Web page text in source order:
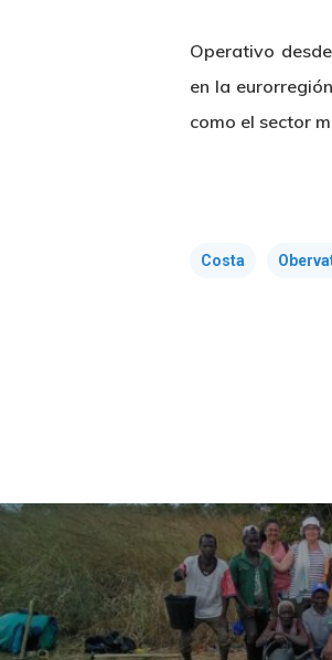
Operativo
en la
como el sector
Costa